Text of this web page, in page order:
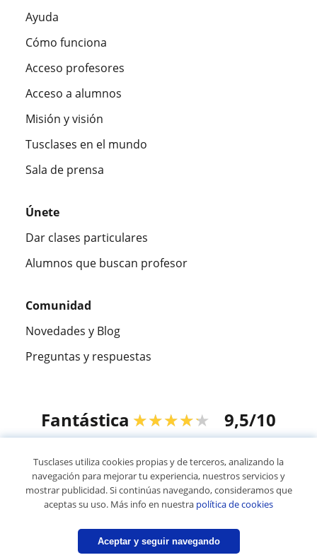
Ayuda
Cómo funciona
Acceso profesores
Acceso a alumnos
Misión y visión
Tusclases en el mundo
Sala de prensa
Únete
Dar clases particulares
Alumnos que buscan profesor
Comunidad
Novedades y Blog
Preguntas y respuestas
Fantástica ★★★★★ 9,5/10
© 2007 - 2026 Tusclases.com.uy
Mapa web:Profesores particulares
Tusclases utiliza cookies propias y de terceros, analizando la
navegación para mejorar tu experiencia, nuestros servicios y
mostrar publicidad. Si continúas navegando, consideramos que
aceptas su uso. Más info en nuestra política de cookies
Aceptar y seguir navegando